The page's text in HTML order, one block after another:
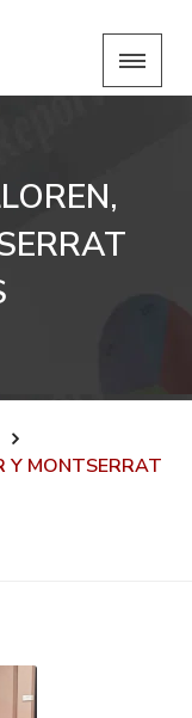
Y MONTSERRAT